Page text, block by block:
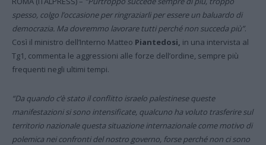
spesso, colgo l’occasione per ringraziarli per essere un baluardo di
democrazia. Ma dovremmo lavorare tutti perché non succeda più”.
Così il ministro dell’Interno Matteo Piantedosi, in una intervista al
Tg1, commenta le aggressioni alle forze dell’ordine, sempre più
frequenti negli ultimi tempi.
“Da quando c’è stato il conflitto israelo palestinese queste
manifestazioni si sono intensificate, qualcuno ha voluto trasferire sul
territorio nazionale questa situazione internazionale come motivo di
polemica nei confronti del nostro governo, forse perché non ci sono